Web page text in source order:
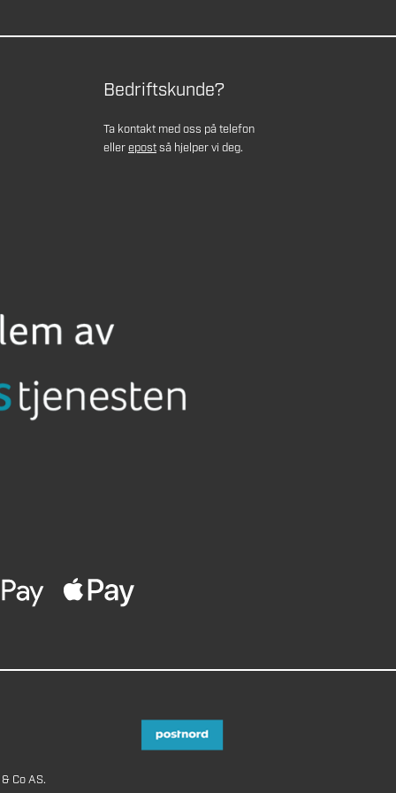
Bedriftskunde?
Ta kontakt med oss på telefon
ellerepostså hjelper vi deg.
Co AS.